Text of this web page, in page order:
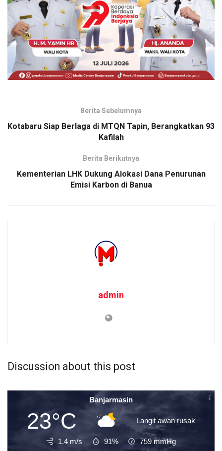
Berita Sebelumnya
Kotabaru Siap Berlaga di MTQN Tapin, Berangkatkan 93
Kafilah
Berita Berikutnya
Kementerian LHK Dukung Alokasi Dana Penurunan
Emisi Karbon di Banua
admin
Discussion about this post
Banjarmasin
23°C Langit awan rusak
1.4 m/s 91% 759mmHg